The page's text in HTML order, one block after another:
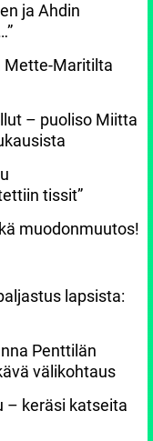
ja Ahdin
Mette-Maritilta
– puoliso Miitta
tissit”
muodonmuutos!
lapsista:
Penttilän
välikohtaus
– keräsi katseita